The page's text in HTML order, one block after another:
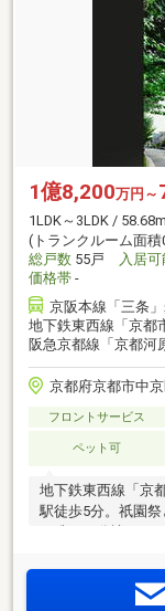
1億8,200万円～
1LDK～3LDK / 58.68m
(トランクルーム面積
総戸数 55戸 入居
価格帯 -
京阪本線「三条
地下鉄東西線「京都
阪急京都線「京都河
京都府京都市中
フロントサービス
ペット可
地下鉄東西線「京
駅徒歩5分。祇園祭
い唯一の分譲マン
中＞